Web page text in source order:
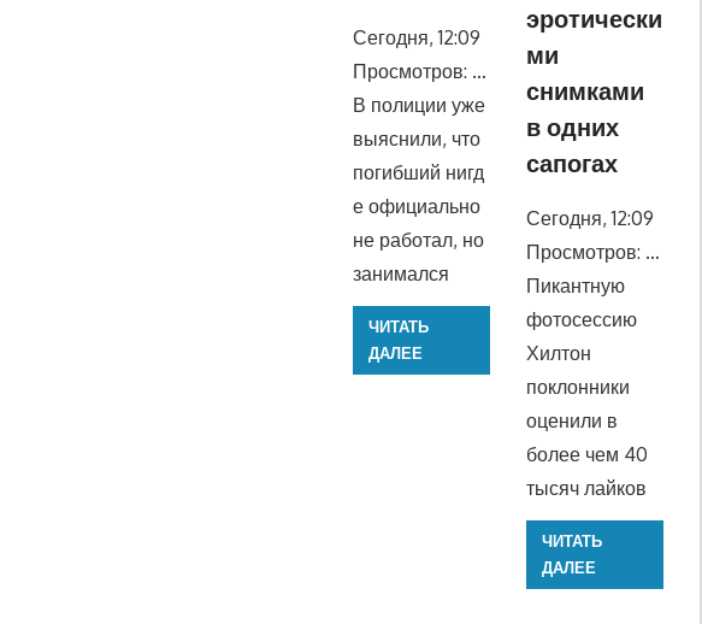
Сегодня, 12:09
Просмотров: …
В полиции уже
выяснили, что
погибший нигд
е официально
не работал, но
занимался
ЧИТАТЬ
ДАЛЕЕ
эротически
ми
снимками
в одних
сапогах
Сегодня, 12:09
Просмотров: …
Пикантную
фотосессию
Хилтон
поклонники
оценили в
более чем 40
тысяч лайков
ЧИТАТЬ
ДАЛЕЕ